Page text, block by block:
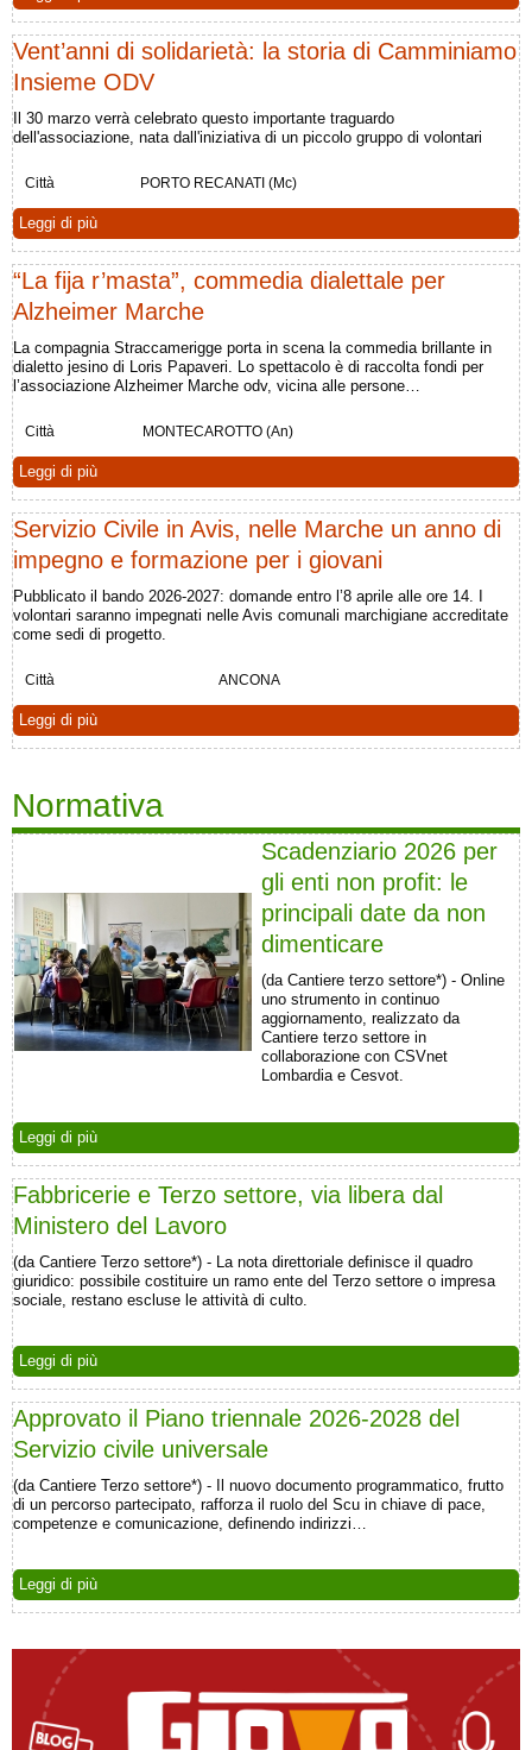
Vent’anni di solidarietà: la storia di Camminiamo
Insieme ODV
Il 30 marzo verrà celebrato questo importante traguardo
dell'associazione, nata dall'iniziativa di un piccolo gruppo di volontari
Città PORTO RECANATI (Mc)
Leggi di più
“La fija r’masta”, commedia dialettale per
Alzheimer Marche
La compagnia Straccamerigge porta in scena la commedia brillante in
dialetto jesino di Loris Papaveri. Lo spettacolo è di raccolta fondi per
l’associazione Alzheimer Marche odv, vicina alle persone…
Città MONTECAROTTO (An)
Leggi di più
Servizio Civile in Avis, nelle Marche un anno di
impegno e formazione per i giovani
Pubblicato il bando 2026-2027: domande entro l’8 aprile alle ore 14. I
volontari saranno impegnati nelle Avis comunali marchigiane accreditate
come sedi di progetto.
Città ANCONA
Leggi di più
Normativa
Scadenziario 2026 per
gli enti non profit: le
principali date da non
dimenticare
(da Cantiere terzo settore*) - Online
uno strumento in continuo
aggiornamento, realizzato da
Cantiere terzo settore in
collaborazione con CSVnet
Lombardia e Cesvot.
Leggi di più
Fabbricerie e Terzo settore, via libera dal
Ministero del Lavoro
(da Cantiere Terzo settore*) - La nota direttoriale definisce il quadro
giuridico: possibile costituire un ramo ente del Terzo settore o impresa
sociale, restano escluse le attività di culto.
Leggi di più
Approvato il Piano triennale 2026-2028 del
Servizio civile universale
(da Cantiere Terzo settore*) - Il nuovo documento programmatico, frutto
di un percorso partecipato, rafforza il ruolo del Scu in chiave di pace,
competenze e comunicazione, definendo indirizzi…
Leggi di più